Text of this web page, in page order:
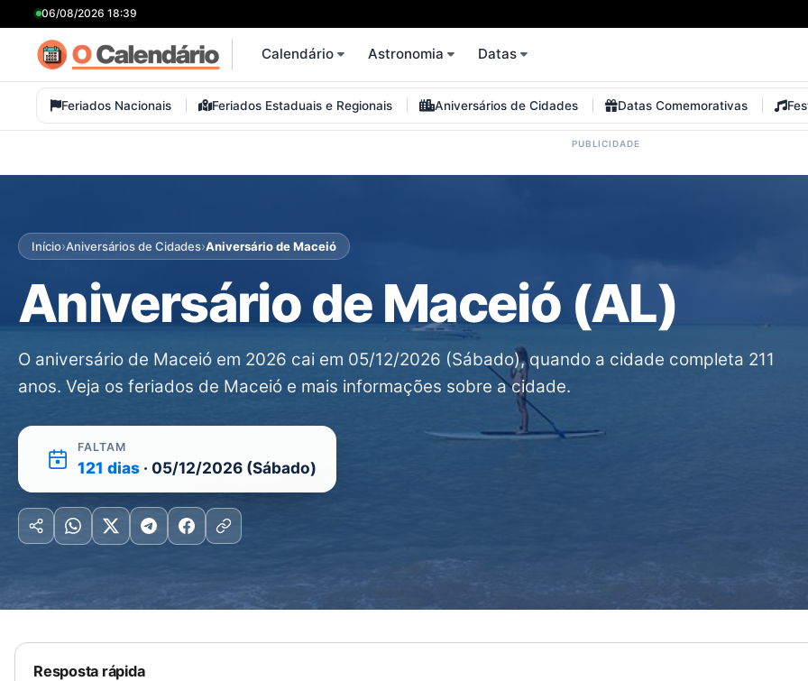
06/08/2026 18:39
Calendário Astronomia Datas
Feriados Nacionais Feriados Estaduais e Regionais Aniversários de Cidades Datas Comemorativas
Início›Aniversários de Cidades›Aniversário de Maceió
Aniversário de Maceió (AL)
O aniversário de Maceió em 2026 cai em 05/12/2026 (Sábado), quando a cidade completa 211
anos. Veja os feriados de Maceió e mais informações sobre a cidade.
FALTAM
121 dias · 05/12/2026 (Sábado)
Resposta rápida